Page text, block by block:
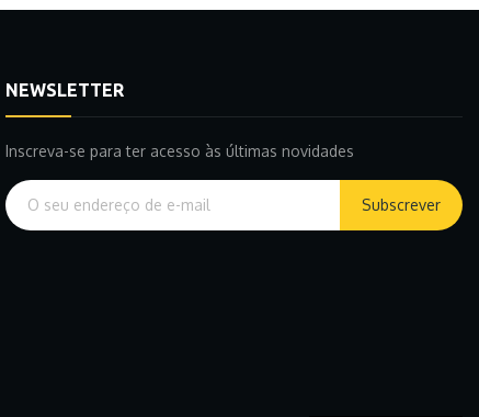
NEWSLETTER
Inscreva-se para ter acesso às últimas novidades
Subscrever